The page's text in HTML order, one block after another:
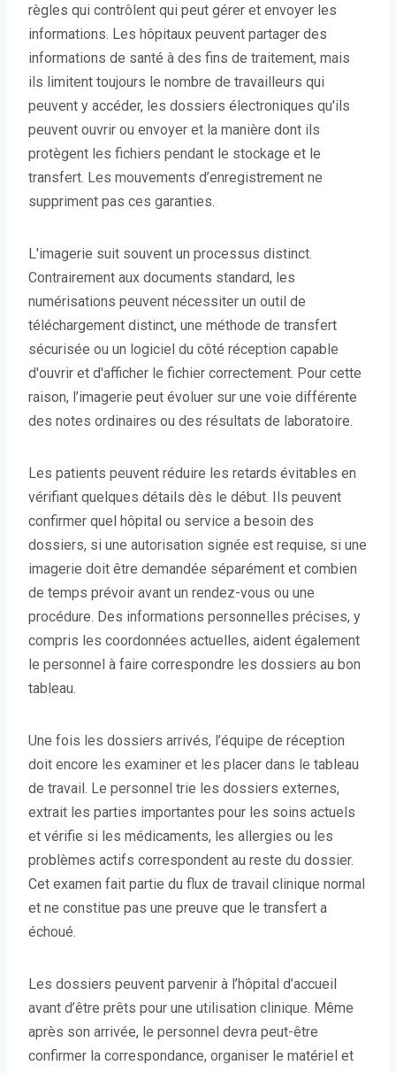
règles qui contrôlent qui peut gérer et envoyer les
informations. Les hôpitaux peuvent partager des
informations de santé à des fins de traitement, mais
ils limitent toujours le nombre de travailleurs qui
peuvent y accéder, les dossiers électroniques qu'ils
peuvent ouvrir ou envoyer et la manière dont ils
protègent les fichiers pendant le stockage et le
transfert. Les mouvements d’enregistrement ne
suppriment pas ces garanties.
L'imagerie suit souvent un processus distinct.
Contrairement aux documents standard, les
numérisations peuvent nécessiter un outil de
téléchargement distinct, une méthode de transfert
sécurisée ou un logiciel du côté réception capable
d'ouvrir et d'afficher le fichier correctement. Pour cette
raison, l’imagerie peut évoluer sur une voie différente
des notes ordinaires ou des résultats de laboratoire.
Les patients peuvent réduire les retards évitables en
vérifiant quelques détails dès le début. Ils peuvent
confirmer quel hôpital ou service a besoin des
dossiers, si une autorisation signée est requise, si une
imagerie doit être demandée séparément et combien
de temps prévoir avant un rendez-vous ou une
procédure. Des informations personnelles précises, y
compris les coordonnées actuelles, aident également
le personnel à faire correspondre les dossiers au bon
tableau.
Une fois les dossiers arrivés, l’équipe de réception
doit encore les examiner et les placer dans le tableau
de travail. Le personnel trie les dossiers externes,
extrait les parties importantes pour les soins actuels
et vérifie si les médicaments, les allergies ou les
problèmes actifs correspondent au reste du dossier.
Cet examen fait partie du flux de travail clinique normal
et ne constitue pas une preuve que le transfert a
échoué.
Les dossiers peuvent parvenir à l’hôpital d’accueil
avant d’être prêts pour une utilisation clinique. Même
après son arrivée, le personnel devra peut-être
confirmer la correspondance, organiser le matériel et